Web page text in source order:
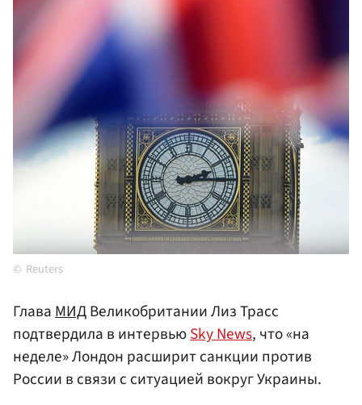
Reuters
ГлаваМИДВеликобритании Лиз Трасс
подтвердила в интервьюSky News, что «на
неделе» Лондон расширит санкции против
России в связи с ситуацией вокруг Украины.